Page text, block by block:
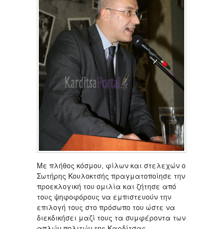
Με πλήθος κόσμου, φίλων και στελεχών ο
Σωτήρης Κουλοκτσής πραγματοποίησε την
προεκλογική του ομιλία και ζήτησε από
τους ψηφοφόρους να εμπιστευούν την
επιλογή τους στο πρόσωπο του ώστε να
διεκδικήσει μαζί τους τα συμφέροντα των